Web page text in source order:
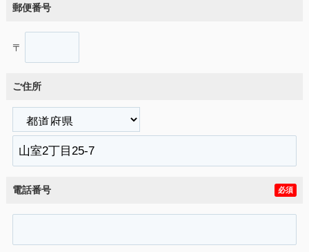
郵便番号
〒
ご住所
電話番号 必須